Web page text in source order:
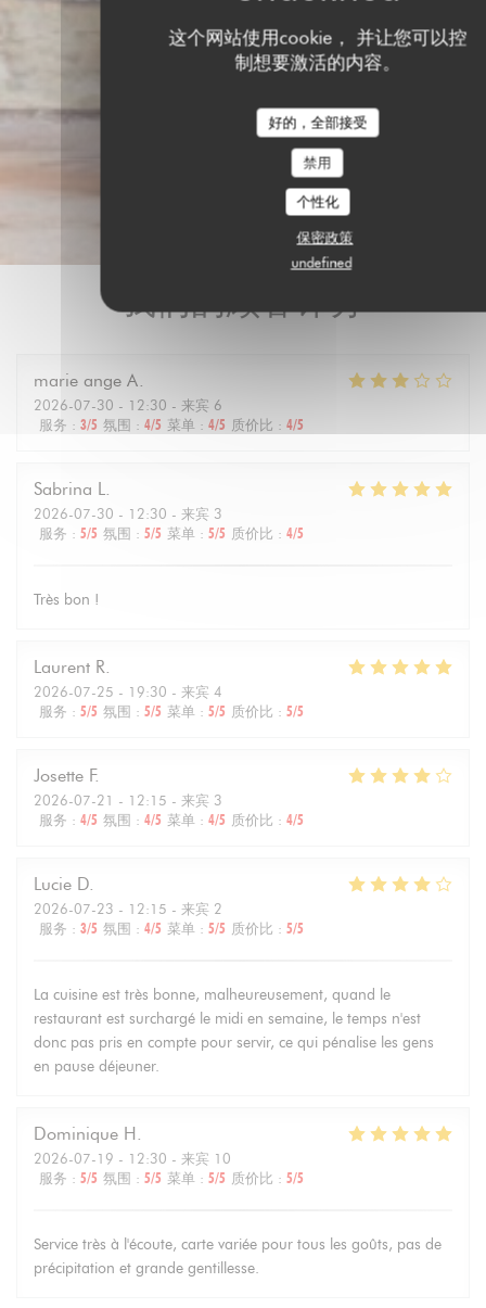
这个网站使用cookie， 并让您可以控
制想要激活的内容。
好的，全部接受
禁用
个性化
保密政策
undefined
我们的顾客评分
marie ange A
2026-07-30 - 12:30 - 来宾 6
服务 : 3/5 氛围 : 4/5 菜单 : 4/5 质价比 : 4/5
Sabrina L
2026-07-30 - 12:30 - 来宾 3
服务 : 5/5 氛围 : 5/5 菜单 : 5/5 质价比 : 4/5
Très bon !
Laurent R
2026-07-25 - 19:30 - 来宾 4
服务 : 5/5 氛围 : 5/5 菜单 : 5/5 质价比 : 5/5
Josette F
2026-07-21 - 12:15 - 来宾 3
服务 : 4/5 氛围 : 4/5 菜单 : 4/5 质价比 : 4/5
Lucie D
2026-07-23 - 12:15 - 来宾 2
服务 : 3/5 氛围 : 4/5 菜单 : 5/5 质价比 : 5/5
La cuisine est très bonne, malheureusement, quand le
restaurant est surchargé le midi en semaine, le temps n'est
donc pas pris en compte pour servir, ce qui pénalise les gens
en pause déjeuner.
Dominique H
2026-07-19 - 12:30 - 来宾 10
服务 : 5/5 氛围 : 5/5 菜单 : 5/5 质价比 : 5/5
Service très à l'écoute, carte variée pour tous les goûts, pas de
précipitation et grande gentillesse.